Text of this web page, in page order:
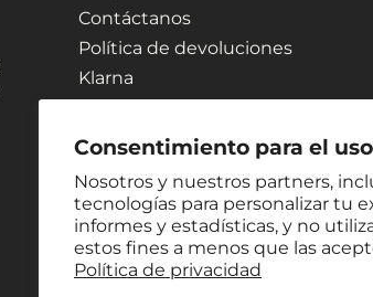
Consentimiento para el
Nosotros y nuestros partners,
tecnologías para personalizar tu
informes y estadísticas, y no
estos fines a menos que las
Política de privacidad
Contáctanos
Política de devoluciones
Klarna